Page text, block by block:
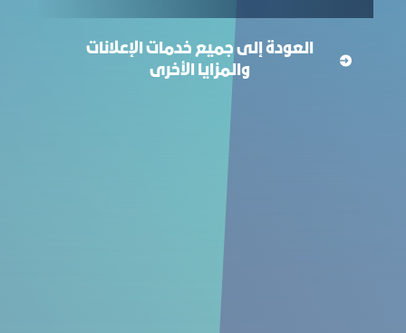
العودة إلى جميع خدمات الإعلانات
والمزايا الأخرى